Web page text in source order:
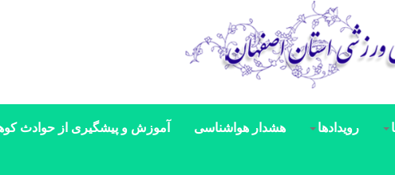
رویدادها هشدار هواشناسی آموزش و پیشگیری از حوادث